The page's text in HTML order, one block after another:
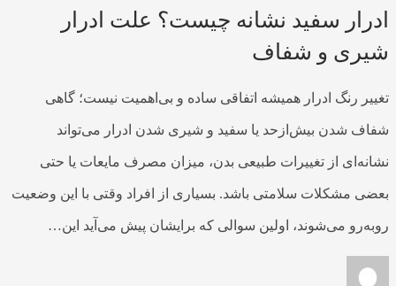
ادرار سفید نشانه چیست؟ علت ادرار
شیری و شفاف
تغییر رنگ ادرار همیشه اتفاقی ساده و بی‌اهمیت نیست؛ گاهی
شفاف شدن بیش‌ازحد یا سفید و شیری شدن ادرار می‌تواند
نشانه‌ای از تغییرات طبیعی بدن، میزان مصرف مایعات یا حتی
بعضی مشکلات سلامتی باشد. بسیاری از افراد وقتی با این وضعیت
روبه‌رو می‌شوند، اولین سوالی که برایشان پیش می‌آید این…